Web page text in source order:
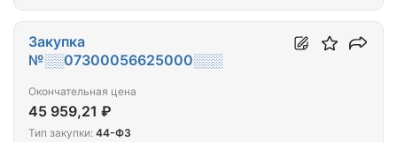
Закупка
№░░07300056625000░░░
Окончательная цена
45 959,21 ₽
Тип закупки: 44-ФЗ